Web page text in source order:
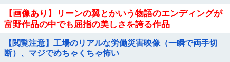
【画像あり】リーンの翼とかいう物語のエンディングが
富野作品の中でも屈指の美しさを誇る作品
【閲覧注意】工場のリアルな労働災害映像（一瞬で両手切
断）、マジでめちゃくちゃ怖い